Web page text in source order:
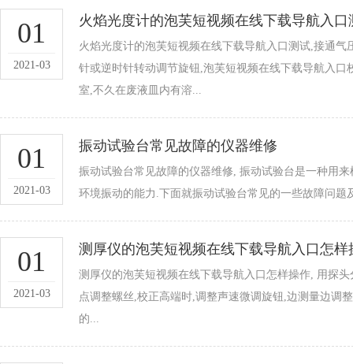
01
2021-03
火焰光度计的泡芙短视频在线下载导航入口
火焰光度计的泡芙短视频在线下载导航入口测试,接通
针或逆时针转动调节旋钮,泡芙短视频在线下载导航入
室,不久在废液皿内有溶...
01
2021-03
振动试验台常见故障的仪器维修
振动试验台常见故障的仪器维修, 振动试验台是一种用
环境振动的能力.下面就振动试验台常见的一些故障问题
01
2021-03
测厚仪的泡芙短视频在线下载导航入口怎样
测厚仪的泡芙短视频在线下载导航入口怎样操作, 用探
点调整螺丝,校正高端时,调整声速微调旋钮,边测量边调
的...